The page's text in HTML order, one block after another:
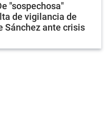
"sospechosa"
de vigilancia de
Sánchez ante crisis